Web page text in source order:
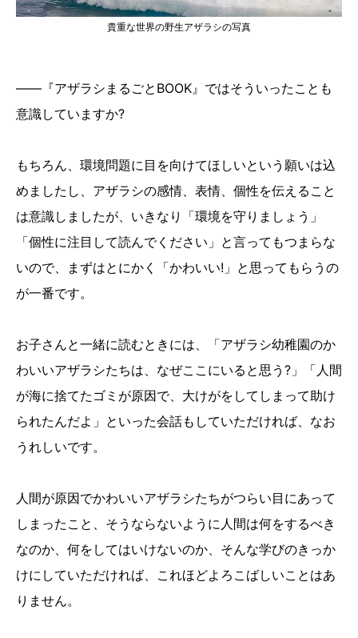
貴重な世界の野生アザラシの写真
――『アザラシまるごとBOOK』ではそういったことも
意識していますか?
もちろん、環境問題に目を向けてほしいという願いは込
めましたし、アザラシの感情、表情、個性を伝えること
は意識しましたが、いきなり「環境を守りましょう」
「個性に注目して読んでください」と言ってもつまらな
いので、まずはとにかく「かわいい!」と思ってもらうの
が一番です。
お子さんと一緒に読むときには、「アザラシ幼稚園のか
わいいアザラシたちは、なぜここにいると思う?」「人間
が海に捨てたゴミが原因で、大けがをしてしまって助け
られたんだよ」といった会話もしていただければ、なお
うれしいです。
人間が原因でかわいいアザラシたちがつらい目にあって
しまったこと、そうならないように人間は何をするべき
なのか、何をしてはいけないのか、そんな学びのきっか
けにしていただければ、これほどよろこばしいことはあ
りません。